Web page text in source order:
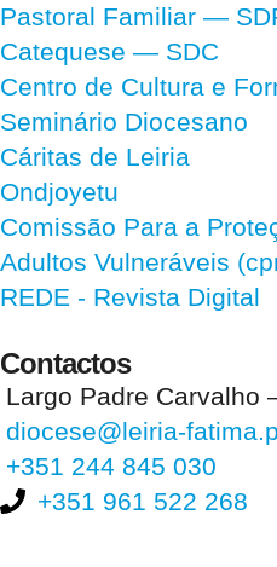
Pastoral Familiar —
Catequese — SDC
Centro de Cultura e
Seminário Diocesano
Cáritas de Leiria
Ondjoyetu
Comissão Para a
Adultos Vulneráveis
REDE - Revista Digital
Contactos
Largo Padre Carvalho
diocese@leiria-
+351 244 845 030
+351 961 522 268